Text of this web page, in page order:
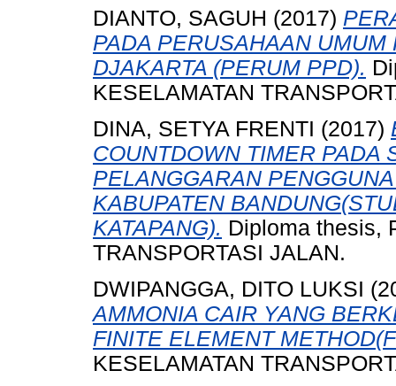
DIANTO, SAGUH (2017)
PADA PERUSAHAAN
DJAKARTA (PERUM PPD).
KESELAMATAN
DINA, SETYA FRENTI (2017)
COUNTDOWN TIMER PADA
PELANGGARAN
KABUPATEN
KATAPANG). Diploma thesis,
TRANSPORTASI JALAN.
DWIPANGGA, DITO LUKSI
AMMONIA CAIR YANG
FINITE ELEMENT
KESELAMATAN